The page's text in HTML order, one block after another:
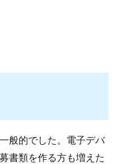
般的でした。電子デバ
書類を作る方も増えた